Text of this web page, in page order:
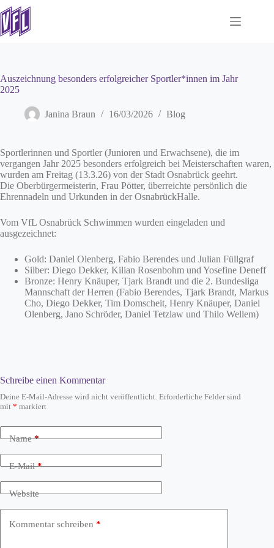
Zum
Inhalt
springen
Auszeichnung besonders erfolgreicher Sportler*innen im Jahr
2025
Janina Braun 16/03/2026 Blog
Sportlerinnen und Sportler (Junioren und Erwachsene), die im
vergangen Jahr 2025 besonders erfolgreich bei Meisterschaften waren,
wurden am Freitag (13.3.26) von der Stadt Osnabrück geehrt.
Die Oberbürgermeisterin, Frau Pötter, überreichte persönlich die
Ehrennadeln und Urkunden in der OsnabrückHalle.
Vom VfL Osnabrück Schwimmen wurden eingeladen und
ausgezeichnet:
Gold: Daniel Olenberg, Fabio Berendes und Julian Füllgraf
Silber: Diego Dekker, Kilian Rosenbohm und Yosefine Deneff
Bronze: Henry Knäuper, Tjark Brandt und die 2. Bundesliga
Mannschaft der Herren (Fabio Berendes, Tjark Brandt, Markus
Cho, Diego Dekker, Tim Domscheit, Henry Knäuper, Daniel
Olenberg, Jano Schröder, Daniel Tetzlaw und Thilo Wellem)
Schreibe einen Kommentar
Deine E-Mail-Adresse wird nicht veröffentlicht. Erforderliche Felder sind
mit * markiert
Name*
E-Mail*
Website
Kommentar schreiben *